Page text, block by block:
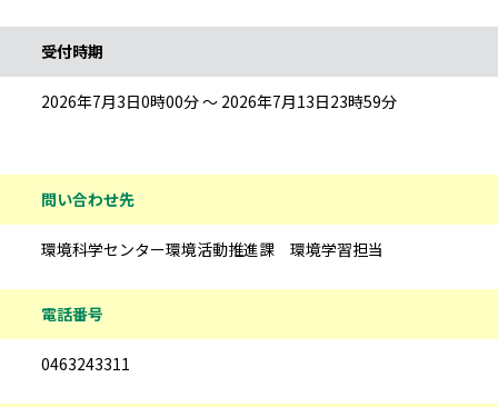
受付時期
2026年7月3日0時00分 ～ 2026年7月13日23時59分
問い合わせ先
環境科学センター環境活動推進課 環境学習担当
電話番号
0463243311